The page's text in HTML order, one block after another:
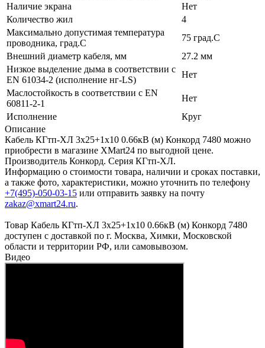
Наличие экрана
Нет
Количество жил
4
Максимально допустимая температура
проводника, град.C
75 град.C
Внешний диаметр кабеля, мм
27.2 мм
Низкое выделение дыма в соответствии с
EN 61034-2 (исполнение нг-LS)
Нет
Маслостойкость в соответствии с EN
60811-2-1
Нет
Исполнение
Круг
Описание
Кабель КГтп-ХЛ 3х25+1х10 0.66кВ (м) Конкорд 7480 можно
приобрести в магазине XMart24 по выгодной цене.
Производитель Конкорд. Серия КГтп-ХЛ.
Информацию о стоимости товара, наличии и сроках поставки,
а также фото, характеристики, можно уточнить по телефону
+7(495)-050-03-15 или отправить заявку на почту
zakaz@xmart24.ru.
Товар Кабель КГтп-ХЛ 3х25+1х10 0.66кВ (м) Конкорд 7480
доступен с доставкой по г. Москва, Химки, Московской
области и территории РФ, или самовывозом.
Видео